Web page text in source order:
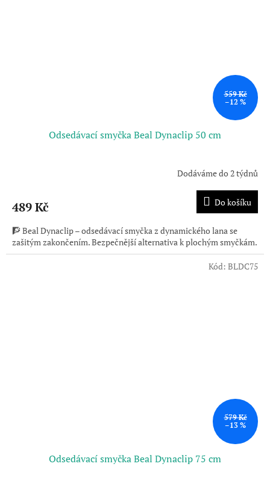
559 Kč
–12 %
Odsedávací smyčka Beal Dynaclip 50 cm
Dodáváme do 2 týdnů
489 Kč Do košíku
🧗 Beal Dynaclip – odsedávací smyčka z dynamického lana se
zašitým zakončením. Bezpečnější alternativa k plochým smyčkám.
579 Kč
–13 %
Odsedávací smyčka Beal Dynaclip 75 cm
Kód: BLDC75